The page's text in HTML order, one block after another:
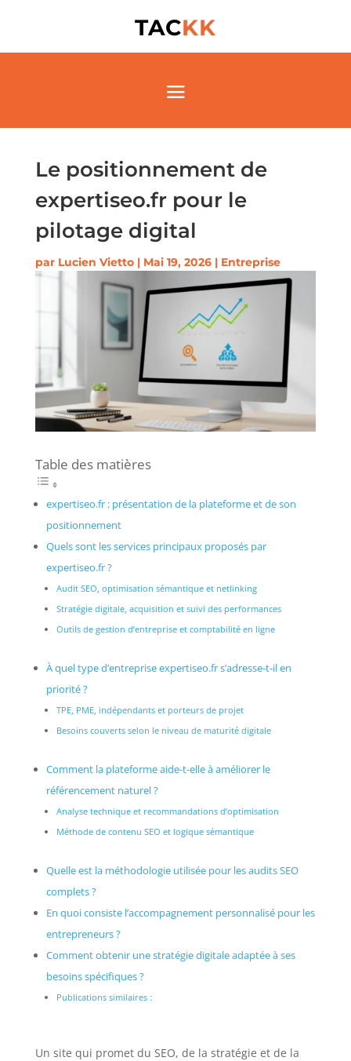
TACKK
Le positionnement de
expertiseo.fr pour le
pilotage digital
par Lucien Vietto| Mai 19, 2026| Entreprise
Table des matières
expertiseo.fr : présentation de la plateforme et de son
positionnement
Quels sont les services principaux proposés par
expertiseo.fr ?
Audit SEO, optimisation sémantique et netlinking
Stratégie digitale, acquisition et suivi des performances
Outils de gestion d’entreprise et comptabilité en ligne
À quel type d’entreprise expertiseo.fr s’adresse-t-il en
priorité ?
TPE, PME, indépendants et porteurs de projet
Besoins couverts selon le niveau de maturité digitale
Comment la plateforme aide-t-elle à améliorer le
référencement naturel ?
Analyse technique et recommandations d’optimisation
Méthode de contenu SEO et logique sémantique
Quelle est la méthodologie utilisée pour les audits SEO
complets ?
En quoi consiste l’accompagnement personnalisé pour les
entrepreneurs ?
Comment obtenir une stratégie digitale adaptée à ses
besoins spécifiques ?
Publications similaires :
Un site qui promet du SEO, de la stratégie et de la